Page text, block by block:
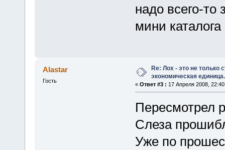
надо всего-то
мини
Alastar
Гость
Re: Лох - это не только
экономическая единица.
« Ответ #3 : 17 Апреля 2008,
Пересмотрел
Слеза
Уже по